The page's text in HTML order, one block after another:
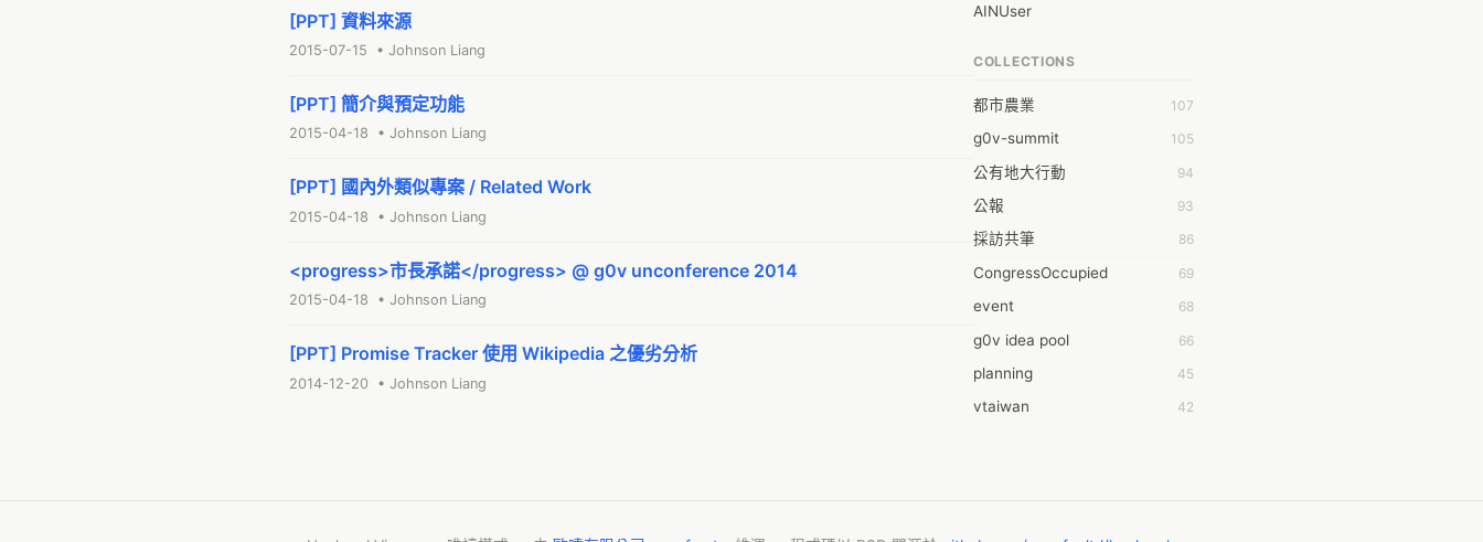
[PPT] 資料來源
2015-07-15 • Johnson Liang
[PPT] 簡介與預定功能
2015-04-18 • Johnson Liang
[PPT] 國內外類似專案 / Related Work
2015-04-18 • Johnson Liang
<progress>市長承諾</progress> @ g0v unconference 2014
2015-04-18 • Johnson Liang
[PPT] Promise Tracker 使用 Wikipedia 之優劣分析
2014-12-20 • Johnson Liang
AINUser
Aaron Chen
Abby Chen
Abby Wu
Achernar Tseng
Acsa Lu
Ada Huang
Aeon Lin
Afey Hsu
Aging Huang
Ahdaa Yeh
COLLECTIONS
都市農業 107
g0v-summit 105
公有地大行動 94
公報 93
採訪共筆 86
CongressOccupied 69
event 68
g0v idea pool 66
planning 45
vtaiwan 42